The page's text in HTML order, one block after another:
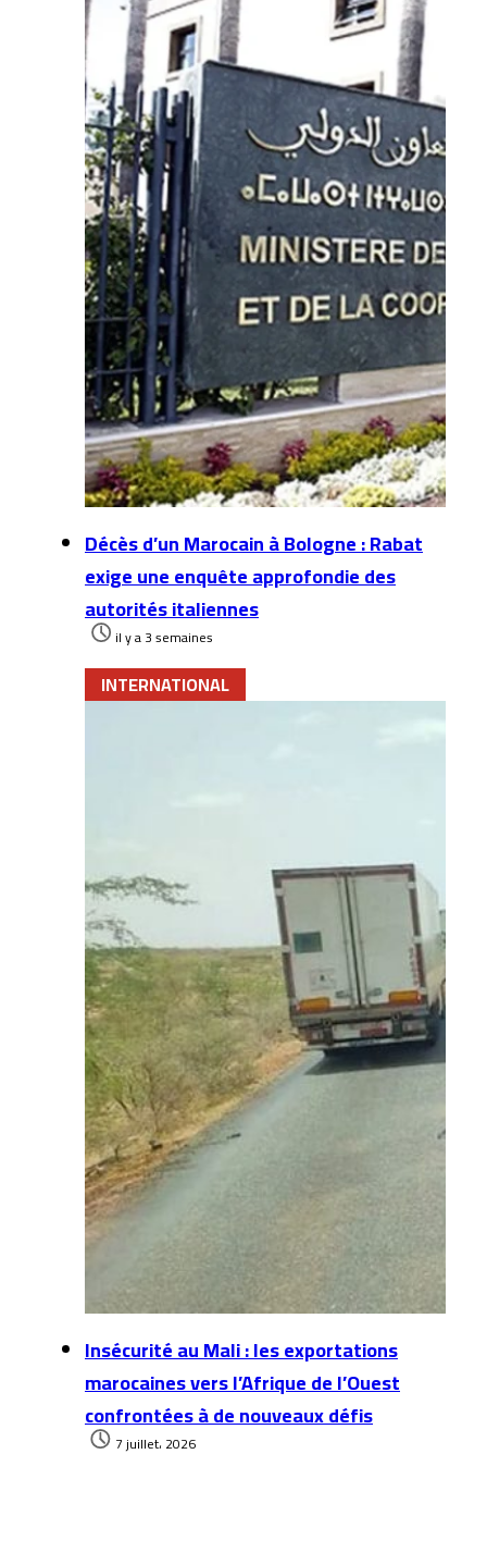
Décès d’un Marocain à Bologne : Rabat
exige une enquête approfondie des
autorités italiennes
il y a 3 semaines
INTERNATIONAL
Insécurité au Mali : les exportations
marocaines vers l’Afrique de l’Ouest
confrontées à de nouveaux défis
7 juillet، 2026